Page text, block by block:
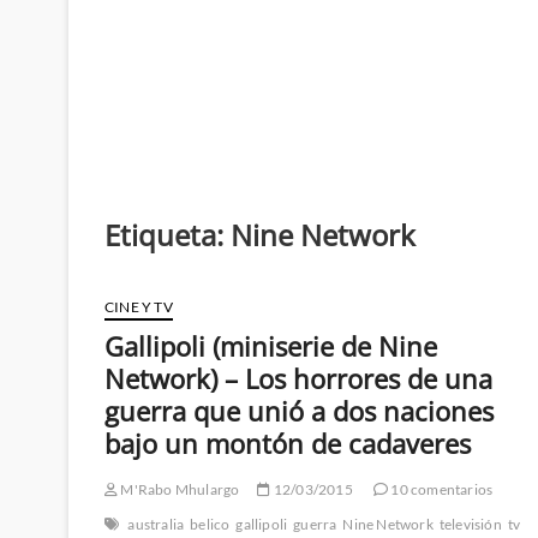
Etiqueta: Nine Network
CINE Y TV
Gallipoli (miniserie de Nine
Network) – Los horrores de una
guerra que unió a dos naciones
bajo un montón de cadaveres
M'Rabo Mhulargo 12/03/2015
10 comentarios
australia belico gallipoli guerra Nine Network televisión tv